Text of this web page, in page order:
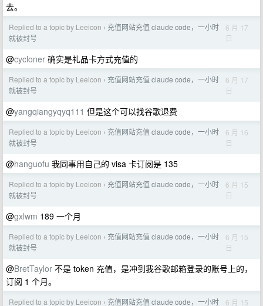
去。
Replied to a topic by Leeicon › 充值网站充值 claude code，一小时
就被封号
6 月 17
日
@cycloner 确实是礼品卡方式充值的
Replied to a topic by Leeicon › 充值网站充值 claude code，一小时
就被封号
6 月 17
日
@yangqiangyqyq111 但是这个可以找谷歌退费
Replied to a topic by Leeicon › 充值网站充值 claude code，一小时
就被封号
6 月 16
日
@hanguofu 我同事用自己的 visa 卡订阅是 135
Replied to a topic by Leeicon › 充值网站充值 claude code，一小时
就被封号
6 月 15
日
@gxlwm 189 一个月
Replied to a topic by Leeicon › 充值网站充值 claude code，一小时
就被封号
6 月 15
日
@BretTaylor 不是 token 充值，是冲到我谷歌邮箱登录的账号上的，
订阅 1 个月。
Replied to a topic by Leeicon › 充值网站充值 claude code，一小时 6 月 15